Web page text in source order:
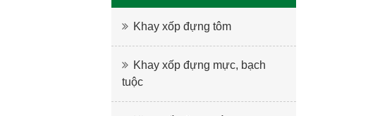
Khay xốp đựng tôm
Khay xốp đựng mực, bạch
tuộc